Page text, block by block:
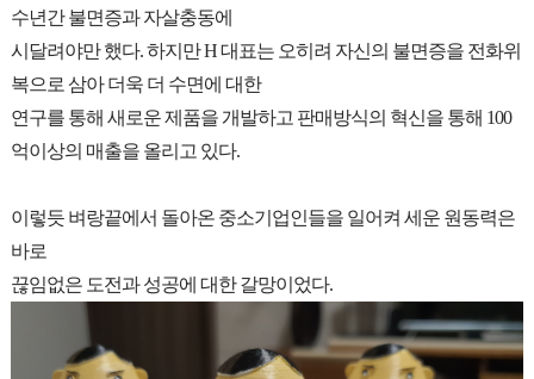
수년간 불면증과 자살충동에
시달려야만 했다. 하지만 H 대표는 오히려 자신의 불면증을 전화위
복으로 삼아 더욱 더 수면에 대한
연구를 통해 새로운 제품을 개발하고 판매방식의 혁신을 통해 100
억이상의 매출을 올리고 있다.
이렇듯 벼랑끝에서 돌아온 중소기업인들을 일어켜 세운 원동력은
바로
끊임없은 도전과 성공에 대한 갈망이었다.